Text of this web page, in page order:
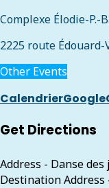
Complexe Élodie-P.-
2225 route Édouard-
Other Events
Calendrier
Get Directions
Address - Danse
Destination Address